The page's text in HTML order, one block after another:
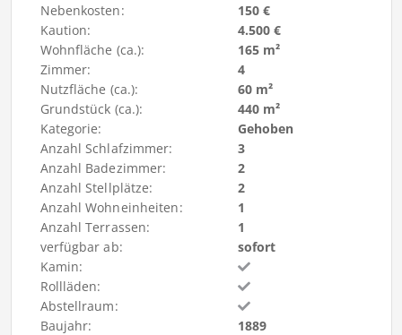
Nebenkosten:
150 €
Kaution:
4.500 €
Wohnfläche (ca.):
165 m²
Zimmer:
4
Nutzfläche (ca.):
60 m²
Grundstück (ca.):
440 m²
Kategorie:
Gehoben
Anzahl Schlafzimmer:
3
Anzahl Badezimmer:
2
Anzahl Stellplätze:
2
Anzahl Wohneinheiten:
1
Anzahl Terrassen:
1
verfügbar ab:
sofort
Kamin:
Rollläden:
Abstellraum:
Baujahr:
1889